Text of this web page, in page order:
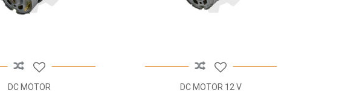
DC MOTOR DC MOTOR 12 V